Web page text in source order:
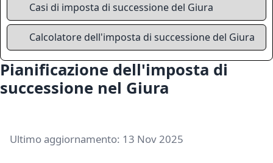
Casi di imposta di successione del Giura
Calcolatore dell'imposta di successione del Giura
Pianificazione dell'imposta di
successione nel Giura
Ultimo aggiornamento: 13 Nov 2025